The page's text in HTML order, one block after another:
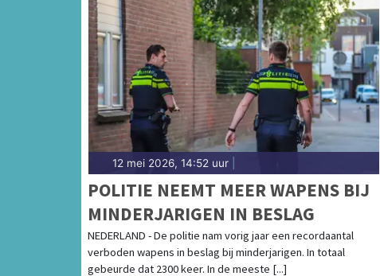
12 mei 2026, 14:52 uur
POLITIE NEEMT MEER WAPENS BIJ
MINDERJARIGEN IN BESLAG
NEDERLAND - De politie nam vorig jaar een recordaantal
verboden wapens in beslag bij minderjarigen. In totaal
gebeurde dat 2300 keer. In de meeste [...]